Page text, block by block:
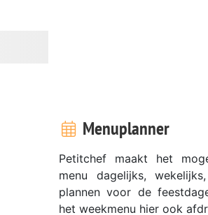
Menuplanner
Petitchef maakt het
menu dagelijks,
plannen voor de
het weekmenu hier ook